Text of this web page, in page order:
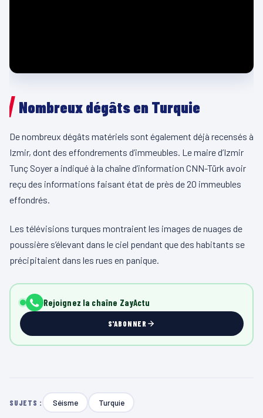
Nombreux dégâts en Turquie
De nombreux dégâts matériels sont également déjà recensés à
Izmir, dont des effondrements d’immeubles. Le maire d’Izmir
Tunç Soyer a indiqué à la chaîne d’information CNN-Türk avoir
reçu des informations faisant état de près de 20 immeubles
effondrés.
Les télévisions turques montraient les images de nuages de
poussière s’élevant dans le ciel pendant que des habitants se
précipitaient dans les rues en panique.
Rejoignez la chaîne ZayActu
S'ABONNER
SUJETS : Séisme Turquie